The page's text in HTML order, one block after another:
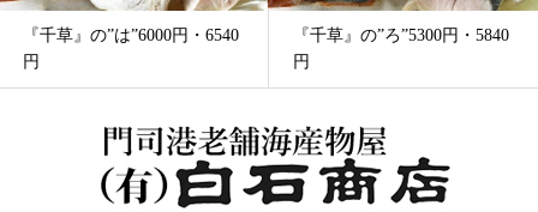
『千草』の”は”6000円・6540
円
『千草』の”ろ”5300円・5840
円